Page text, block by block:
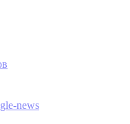
news